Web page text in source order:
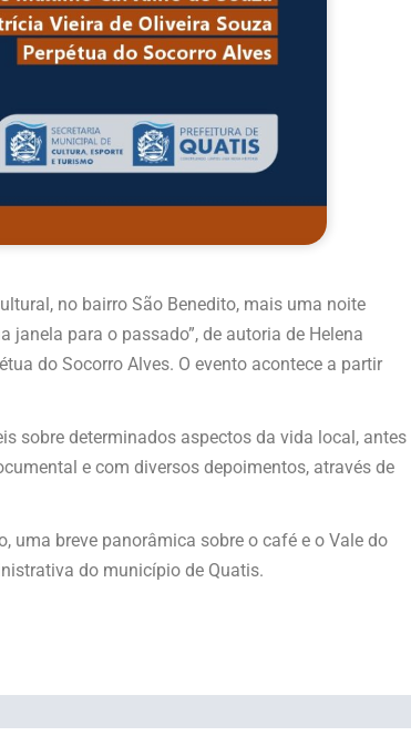
no bairro São Benedito, mais uma noite
para o passado”, de autoria de Helena
do Socorro Alves. O evento acontece a partir
sobre determinados aspectos da vida local, antes
e com diversos depoimentos, através de
uma breve panorâmica sobre o café e o Vale do
do município de Quatis.